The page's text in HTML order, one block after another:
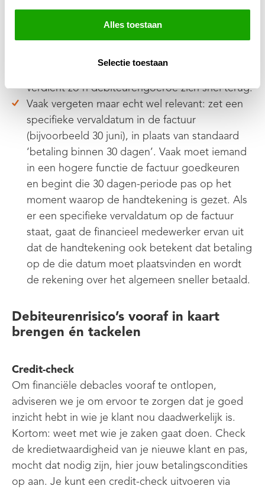
Alles toestaan
Selectie toestaan
factureren.
Stel een debiteurengoeroe(‘s) aan. Een sociaal
persoon of meerdere die makkelijk praten en
verdient zo’n debiteurengoeroe zich snel terug.
Vaak vergeten maar echt wel relevant: zet een
specifieke vervaldatum in de factuur
(bijvoorbeeld 30 juni), in plaats van standaard
‘betaling binnen 30 dagen’. Vaak moet iemand
in een hogere functie de factuur goedkeuren
en begint die 30 dagen-periode pas op het
moment waarop de handtekening is gezet. Als
er een specifieke vervaldatum op de factuur
staat, gaat de financieel medewerker ervan uit
dat de handtekening ook betekent dat betaling
op de die datum moet plaatsvinden en wordt
de rekening over het algemeen sneller betaald.
Debiteurenrisico’s vooraf in kaart
brengen én tackelen
Credit-check
Om financiële debacles vooraf te ontlopen,
adviseren we je om ervoor te zorgen dat je goed
inzicht hebt in wie je klant nou daadwerkelijk is.
Kortom: weet met wie je zaken gaat doen. Check
de kredietwaardigheid van je nieuwe klant en pas,
mocht dat nodig zijn, hier jouw betalingscondities
op aan. Je kunt een credit-check uitvoeren via